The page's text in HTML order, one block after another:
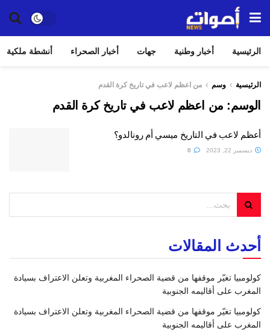
الرئيسية أخبار وطنية جهات أخبار الصحراء أنشطة ملكية
الرئيسية وسم من اعظم لاعب في تاريخ كرة القدم
الوسم: من اعظم لاعب في تاريخ كرة القدم
أعظم لاعب في التاريخ ميسي أم رونالدو؟
ديسمبر 22, 2023
أحدث المقالات
كولومبيا تغيّر موقفها من قضية الصحراء المغربية وتعلن الاعتراف بسيادة
المغرب على أقاليمه الجنوبية
كولومبيا تغيّر موقفها من قضية الصحراء المغربية وتعلن الاعتراف بسيادة
المغرب على أقاليمه الجنوبية